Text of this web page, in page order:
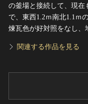
の釜場と接続して、現在
で、東西1.2ｍ南北1.1ｍ
煉瓦色が好対照をなし、
関連する作品を見る